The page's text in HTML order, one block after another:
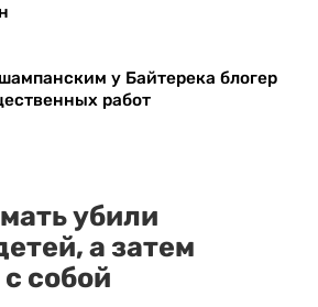
у Байтерека блогер
работ
убили
а затем
собой